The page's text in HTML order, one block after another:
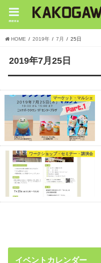
menu
HOME 2019年 7月 25日
2019年7月25日
マーケット・マルシェ
ワークショップ・セミナー・講演会
イベントカレンダー